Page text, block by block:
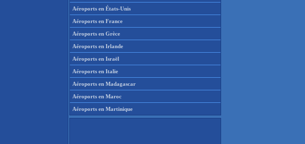
Aéroports en États-Unis
Aéroports en France
Aéroports en Grèce
Aéroports en Irlande
Aéroports en Israël
Aéroports en Italie
Aéroports en Madagascar
Aéroports en Maroc
Aéroports en Martinique